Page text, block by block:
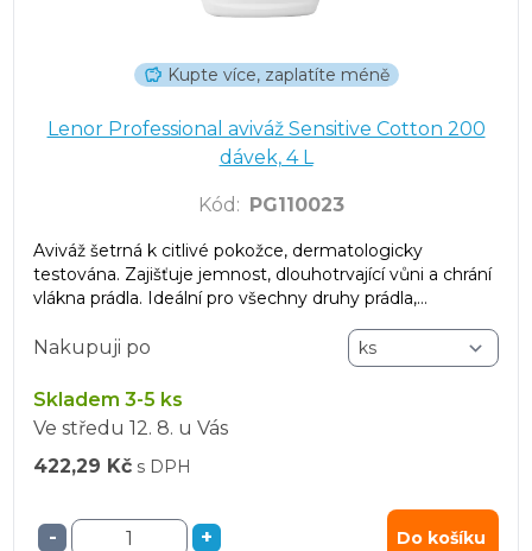
Kupte více, zaplatíte méně
Lenor Professional aviváž Sensitive Cotton 200
dávek, 4 L
Kód : PG110023
Aviváž šetrná k citlivé pokožce, dermatologicky
testována. Zajišťuje jemnost, dlouhotrvající vůni a chrání
vlákna prádla. Ideální pro všechny druhy prádla,
Nakupuji po
Skladem 3-5 ks
Ve středu 12. 8. u Vás
422,29 Kč s DPH
- + Do košíku